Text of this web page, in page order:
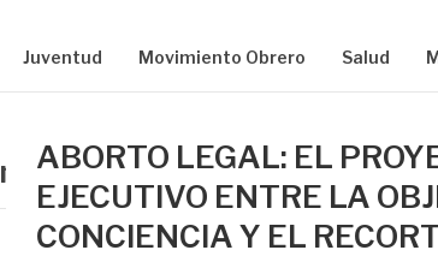
Juventud Movimiento Obrero Salud
noviembre 2020
ABORTO LEGAL: EL
EJECUTIVO ENTRE LA
CONCIENCIA Y EL